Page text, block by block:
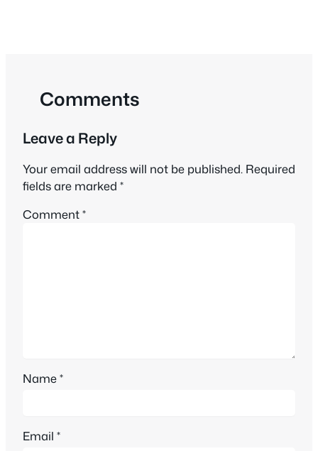
Comments
Leave a Reply
Your email address will not be published. Required
fields are marked *
Comment*
Name*
Email *